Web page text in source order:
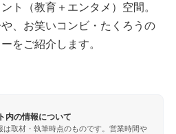
ト（教育＋エンタメ）空間。
、お笑いコンビ・たくろうの
をご紹介します。
内の情報について
は取材・執筆時点のものです。営業時間や